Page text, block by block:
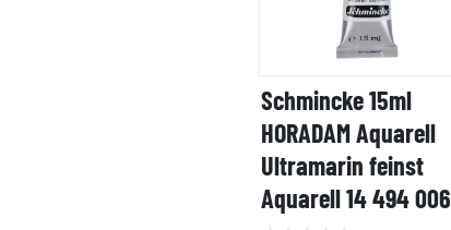
Schmincke 15ml
HORADAM Aquarell
Ultramarin feinst
Aquarell 14 494 006